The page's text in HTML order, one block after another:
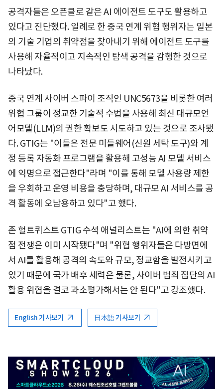
공격자들은 오픈클로 같은 AI 에이전트 도구도 활용하고
있다고 진단했다. 일례로 한 중국 연계 위협 행위자는 일본
의 기술 기업의 취약점을 찾아내기 위해 에이전트 도구를
사용해 자율적이고 지속적인 탐색 공격을 감행한 것으로
나타났다.
중국 연계 사이버 스파이 조직인 UNC5673을 비롯한 여러
위협 그룹이 정교한 기술적 수법을 사용해 최신 대규모언
어모델(LLM)의 권한 확보도 시도하고 있는 것으로 조사됐
다. GTIG는 "이들은 전문 미들웨어(신원 세탁 도구)와 계
정 등록 자동화 프로그램을 활용해 고성능 AI 모델 서비스
에 익명으로 접근한다"라며 "이를 통해 모델 사용량 제한
을 우회하고 운영 비용을 충당하며, 대규모 AI 서비스를 공
격 활동에 오남용하고 있다"고 했다.
존 헐트퀴스트 GTIG 수석 애널리스트는 "AI에 의한 취약
점 전쟁은 이미 시작됐다"며 "위협 행위자들은 다방면에
서 AI를 활용해 공격의 속도와 규모, 정교함을 발전시키고
있기 때문에 국가 배후 세력은 물론, 사이버 범죄 집단의 AI
활용 위협을 결코 과소평가해서는 안 된다"고 강조했다.
English 기사보기 日本語 기사보기